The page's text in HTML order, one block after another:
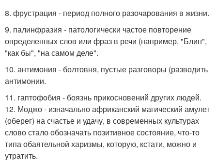
8. фрустрация - период полного разочарования в жизни.
9. палинфразия - патологически частое повторение
определенных слов или фраз в речи (например, "Блин",
"как бы", "на самом деле".
10. антимония - болтовня, пустые разговоры (разводить
антимонии.
11. гаптофобия - боязнь прикосновений других людей.
12. Моджо - изначально африканский магический амулет
(оберег) на счастье и удачу, в современных культурах
слово стало обозначать позитивное состояние, что-то
типа обаятельной харизмы, которую, кстати, можно и
утратить.